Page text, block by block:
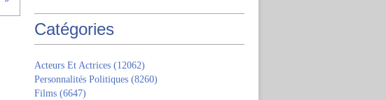
Catégories
Acteurs Et Actrices (12062)
Personnalités Politiques (8260)
Films (6647)